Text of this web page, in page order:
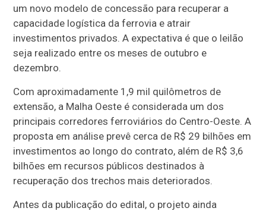
um novo modelo de concessão para recuperar a
capacidade logística da ferrovia e atrair
investimentos privados. A expectativa é que o leilão
seja realizado entre os meses de outubro e
dezembro.
Com aproximadamente 1,9 mil quilômetros de
extensão, a Malha Oeste é considerada um dos
principais corredores ferroviários do Centro-Oeste. A
proposta em análise prevê cerca de R$ 29 bilhões em
investimentos ao longo do contrato, além de R$ 3,6
bilhões em recursos públicos destinados à
recuperação dos trechos mais deteriorados.
Antes da publicação do edital, o projeto ainda